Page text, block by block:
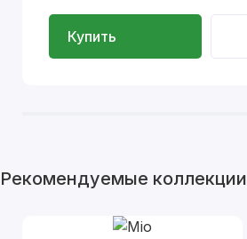
Купить
Рекомендуемые коллекции